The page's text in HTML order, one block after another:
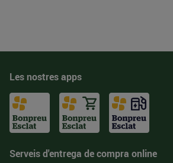
Les nostres apps
Serveis d'entrega de compra online